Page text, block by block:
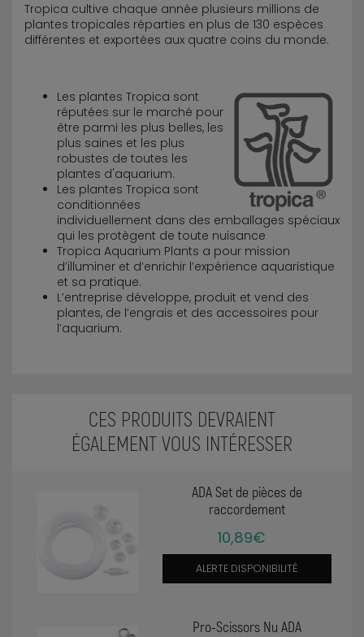
Tropica cultive chaque année plusieurs millions de
plantes tropicales réparties en plus de 130 espèces
différentes et exportées aux quatre coins du monde.
Les plantes Tropica sont
réputées sur le marché pour
être parmi les plus belles, les
plus saines et les plus
robustes de toutes les
plantes d'aquarium.
Les plantes Tropica sont
conditionnées
individuellement dans des emballages spéciaux
qui les protègent de toute nuisance
Tropica Aquarium Plants a pour mission
d’illuminer et d’enrichir l’expérience aquaristique
et sa pratique.
L’entreprise développe, produit et vend des
plantes, de l’engrais et des accessoires pour
l’aquarium.
CES PRODUITS DEVRAIENT
ÉGALEMENT VOUS INTÉRESSER
ADA Set de pièces de
raccordement
10,89€
ALERTE DISPONIBILITÉ
Pro-Scissors Nu ADA